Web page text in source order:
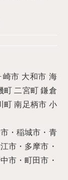
崎市 大和市 海
町 二宮町 鎌倉
町 南足柄市 小
・稲城市・青
市・多摩市・
市・町田市・